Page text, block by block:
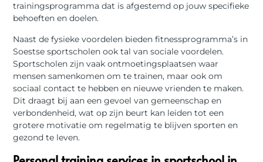
trainingsprogramma dat is afgestemd op jouw specifieke
behoeften en doelen.
Naast de fysieke voordelen bieden fitnessprogramma’s in
Soestse sportscholen ook tal van sociale voordelen.
Sportscholen zijn vaak ontmoetingsplaatsen waar
mensen samenkomen om te trainen, maar ook om
sociaal contact te hebben en nieuwe vrienden te maken.
Dit draagt bij aan een gevoel van gemeenschap en
verbondenheid, wat op zijn beurt kan leiden tot een
grotere motivatie om regelmatig te blijven sporten en
gezond te leven.